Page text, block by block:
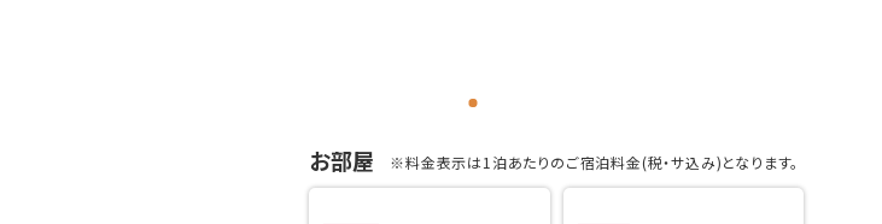
お部屋 ※料金表示は1泊あたりのご宿泊料金(税・サ込み)となります。